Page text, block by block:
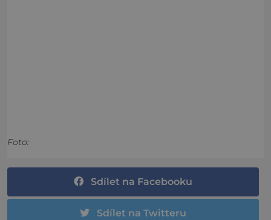
Foto:
Sdílet na Facebooku
Sdílet na Twitteru